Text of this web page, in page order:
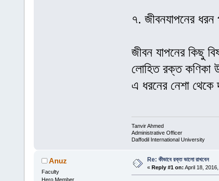
৭. জীবনযাপনের ধরন
জীবন যাপনের কিছু
লোহিত রক্ত কণিকা
এ ধরনের নেশা
Tanvir Ahmed
Administrative Officer
Daffodil International University
Anuz
Faculty
Hero Member
Re: কীভাবে রক্ত ভালো রাখবেন
« Reply #1 on: April 18,